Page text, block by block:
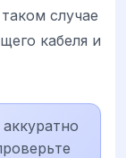
случае
кабеля и